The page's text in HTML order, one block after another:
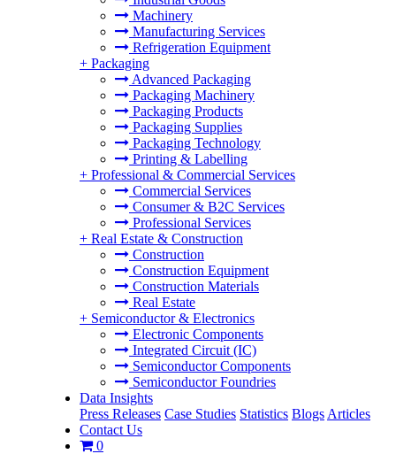
Machinery
Manufacturing Services
Refrigeration Equipment
+ Packaging
Advanced Packaging
Packaging Machinery
Packaging Products
Packaging Supplies
Packaging Technology
Printing & Labelling
+ Professional & Commercial Services
Commercial Services
Consumer & B2C Services
Professional Services
+ Real Estate & Construction
Construction
Construction Equipment
Construction Materials
Real Estate
+ Semiconductor & Electronics
Electronic Components
Integrated Circuit (IC)
Semiconductor Components
Semiconductor Foundries
Data Insights
Press Releases Case Studies Statistics Blogs Articles
Contact Us
0